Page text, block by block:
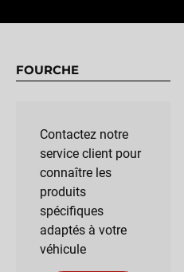
FOURCHE
Contactez notre
service client pour
connaître les
produits
spécifiques
adaptés à votre
véhicule